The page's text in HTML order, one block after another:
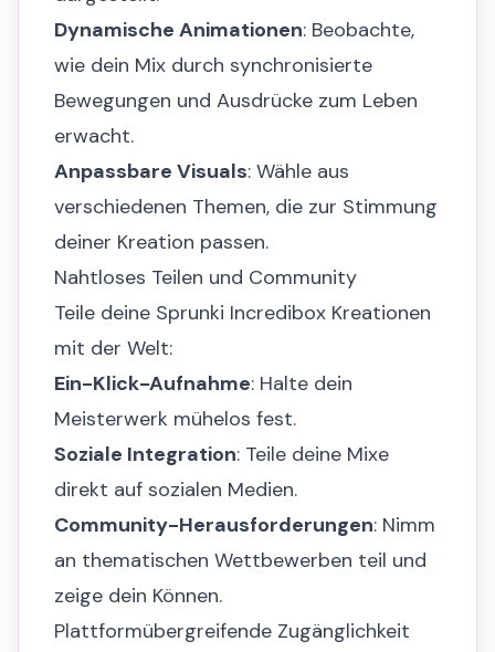
Dynamische Animationen: Beobachte,
wie dein Mix durch synchronisierte
Bewegungen und Ausdrücke zum Leben
erwacht.
Anpassbare Visuals: Wähle aus
verschiedenen Themen, die zur Stimmung
deiner Kreation passen.
Nahtloses Teilen und Community
Teile deine Sprunki Incredibox Kreationen
mit der Welt:
Ein-Klick-Aufnahme: Halte dein
Meisterwerk mühelos fest.
Soziale Integration: Teile deine Mixe
direkt auf sozialen Medien.
Community-Herausforderungen: Nimm
an thematischen Wettbewerben teil und
zeige dein Können.
Plattformübergreifende Zugänglichkeit